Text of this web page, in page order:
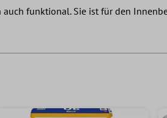
funktional. Sie ist für den